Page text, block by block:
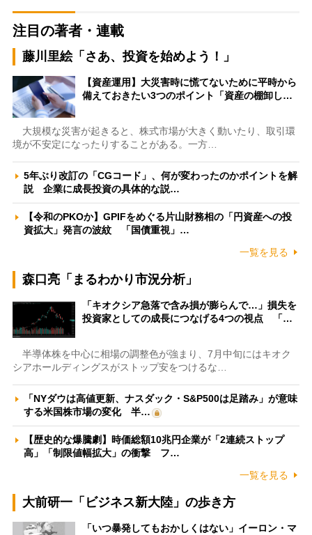
注目の著者・連載
藤川里絵「さあ、投資を始めよう！」
【資産運用】大災害時に慌てないために平時から
備えておきたい3つのポイント「資産の棚卸し…
大規模な災害が起きると、株式市場が大きく動いたり、取引環
境が不安定になったりすることがある。一方…
5年ぶり改訂の「CGコード」、何が変わったのかポイントを解
説 企業に成長投資の具体的な説…
【令和のPKOか】GPIFをめぐる片山財務相の「円資産への投
資拡大」発言の波紋 「国債重視」…
一覧を見る
森口亮「まるわかり市況分析」
「キオクシア急落で含み損が膨らんで…」損失を
投資家としての成長につなげる4つの視点 「…
半導体株を中心に相場の調整色が強まり、7月中旬にはキオク
シアホールディングスがストップ安をつけるな…
「NYダウは高値更新、ナスダック・S&P500は足踏み」が意味
する米国株市場の変化 半…
【歴史的な爆騰劇】時価総額10兆円企業が「2連続ストップ
高」「制限値幅拡大」の衝撃 フ…
一覧を見る
大前研一「ビジネス新大陸」の歩き方
「いつ暴発してもおかしくはない」イーロン・マ